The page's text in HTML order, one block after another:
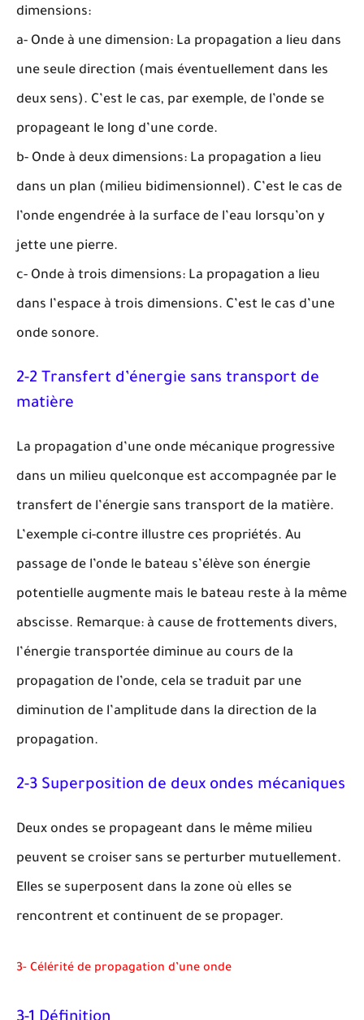
dimensions:
a- Onde à une dimension: La propagation a lieu dans
une seule direction (mais éventuellement dans les
deux sens). C’est le cas, par exemple, de l’onde se
propageant le long d’une corde.
b- Onde à deux dimensions: La propagation a lieu
dans un plan (milieu bidimensionnel). C’est le cas de
l’onde engendrée à la surface de l’eau lorsqu’on y
jette une pierre.
c- Onde à trois dimensions: La propagation a lieu
dans l’espace à trois dimensions. C’est le cas d’une
onde sonore.
2-2 Transfert d’énergie sans transport de
matière
La propagation d’une onde mécanique progressive
dans un milieu quelconque est accompagnée par le
transfert de l’énergie sans transport de la matière.
L’exemple ci-contre illustre ces propriétés. Au
passage de l’onde le bateau s’élève son énergie
potentielle augmente mais le bateau reste à la même
abscisse. Remarque: à cause de frottements divers,
l’énergie transportée diminue au cours de la
propagation de l’onde, cela se traduit par une
diminution de l’amplitude dans la direction de la
propagation.
2-3 Superposition de deux ondes mécaniques
Deux ondes se propageant dans le même milieu
peuvent se croiser sans se perturber mutuellement.
Elles se superposent dans la zone où elles se
rencontrent et continuent de se propager.
3- Célérité de propagation d’une onde